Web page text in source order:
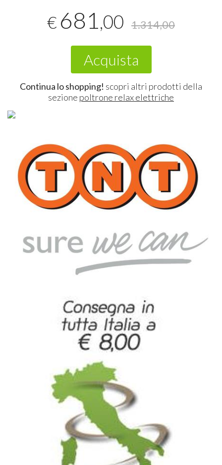
€ 681 ,00 1.314,00
Acquista
Continua lo shopping! scopri altri prodotti della
sezione poltrone relax elettriche